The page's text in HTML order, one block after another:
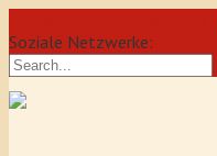
Soziale Netzwerke: